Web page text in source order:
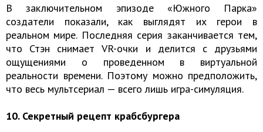
В заключительном эпизоде «Южного Парка»
создатели показали, как выглядят их герои в
реальном мире. Последняя серия заканчивается тем,
что Стэн снимает VR-очки и делится с друзьями
ощущениями о проведенном в виртуальной
реальности времени. Поэтому можно предположить,
что весь мультсериал — всего лишь игра-симуляция.
10. Секретный рецепт крабсбургера